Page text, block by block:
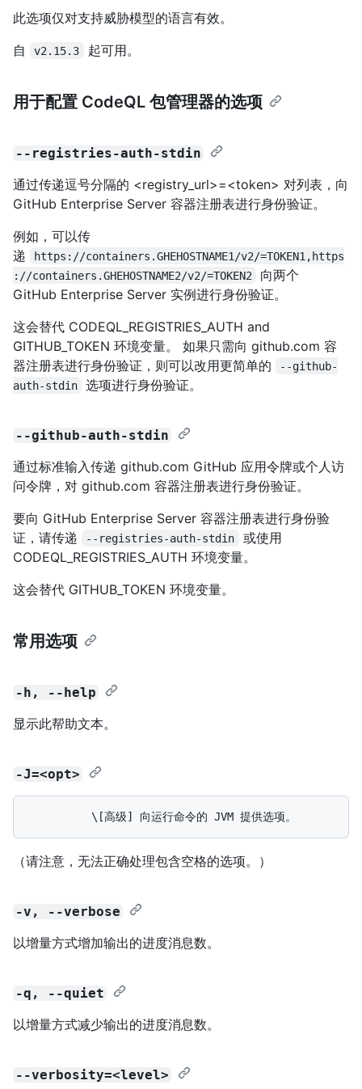
此选项仅对支持威胁模型的语言有效。
自
v2.15.3 起可用。
用于配置 CodeQL 包管理器的选项
--registries-auth-stdin
通过传递逗号分隔的 <registry_url>=<token> 对列表，向
GitHub Enterprise Server 容器注册表进行身份验证。
例如，可以传
递
https://containers.GHEHOSTNAME1/v2/=TOKEN1,https
://containers.GHEHOSTNAME2/v2/=TOKEN2
向两个
GitHub Enterprise Server 实例进行身份验证。
这会替代 CODEQL_REGISTRIES_AUTH and
GITHUB_TOKEN 环境变量。 如果只需向 github.com 容
器注册表进行身份验证，则可以改用更简单的
--github-
auth-stdin
选项进行身份验证。
--github-auth-stdin
通过标准输入传递 github.com GitHub 应用令牌或个人访
问令牌，对 github.com 容器注册表进行身份验证。
要向 GitHub Enterprise Server 容器注册表进行身份验
证，请传递
--registries-auth-stdin
或使用
CODEQL_REGISTRIES_AUTH 环境变量。
这会替代 GITHUB_TOKEN 环境变量。
常用选项
-h, --help
显示此帮助文本。
-J=<opt>
（请注意，无法正确处理包含空格的选项。）
-v, --verbose
以增量方式增加输出的进度消息数。
-q, --quiet
以增量方式减少输出的进度消息数。
--verbosity=<level>